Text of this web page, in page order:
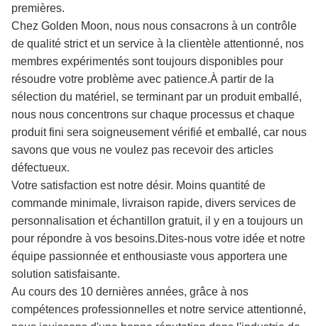
premières.
Chez Golden Moon, nous nous consacrons à un contrôle
de qualité strict et un service à la clientèle attentionné, nos
membres expérimentés sont toujours disponibles pour
résoudre votre problème avec patience.À partir de la
sélection du matériel, se terminant par un produit emballé,
nous nous concentrons sur chaque processus et chaque
produit fini sera soigneusement vérifié et emballé, car nous
savons que vous ne voulez pas recevoir des articles
défectueux.
Votre satisfaction est notre désir. Moins quantité de
commande minimale, livraison rapide, divers services de
personnalisation et échantillon gratuit, il y en a toujours un
pour répondre à vos besoins.Dites-nous votre idée et notre
équipe passionnée et enthousiaste vous apportera une
solution satisfaisante.
Au cours des 10 dernières années, grâce à nos
compétences professionnelles et notre service attentionné,